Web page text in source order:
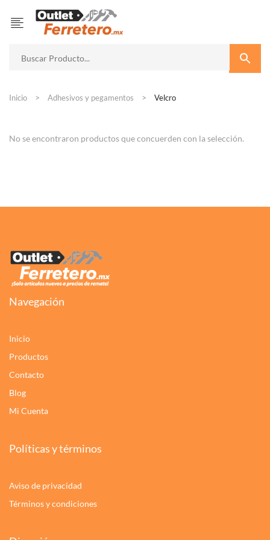
Inicio Adhesivos y pegamentos Velcro
No se encontraron productos que concuerden con la selección.
Navegación
Inicio
Productos
Contacto
Blog
Mi Cuenta
Políticas y términos
Aviso de privacidad
Términos y condiciones